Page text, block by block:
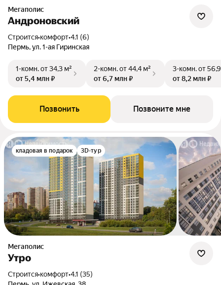
Мегаполис
Андроновский
Строится•комфорт•4.1 (6)
Пермь, ул. 1-ая Гиринская
1-комн.от 34,3 м²
от 5,4 млн ₽
2-комн.от 44,4 м²
от 6,7 млн ₽
3-комн.от
от 8,2 млн ₽
Позвонить Позвоните мне
кладовая в подарок 3D-тур
Мегаполис
Утро
Строится•комфорт•4.1 (35)